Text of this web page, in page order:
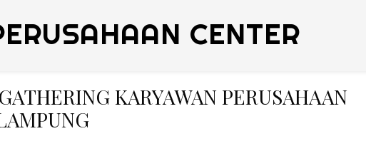
CENTER
KARYAWAN PERUSAHAAN